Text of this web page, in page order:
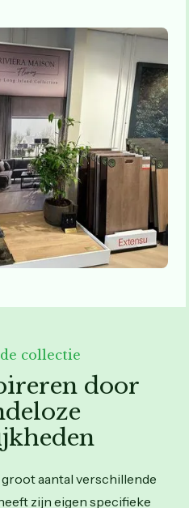
collectie
door
aantal verschillende
zijn eigen specifieke